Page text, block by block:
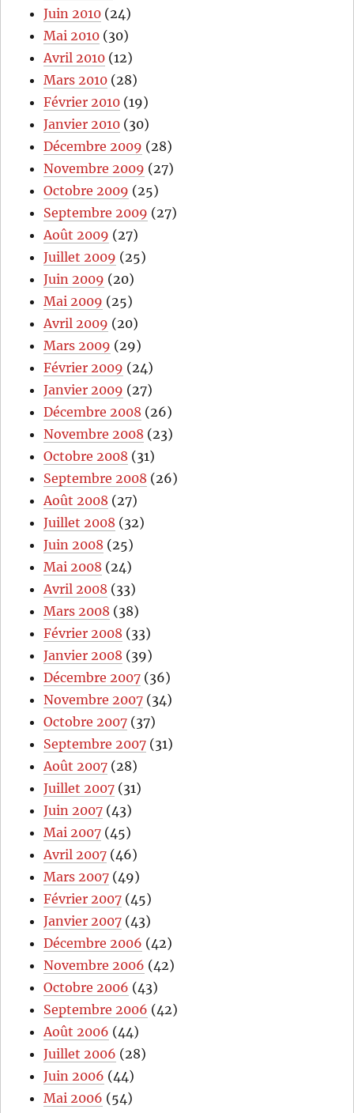
Juin 2010 (24)
Mai 2010 (30)
Avril 2010 (12)
Mars 2010 (28)
Février 2010 (19)
Janvier 2010 (30)
Décembre 2009 (28)
Novembre 2009 (27)
Octobre 2009 (25)
Septembre 2009 (27)
Août 2009 (27)
Juillet 2009 (25)
Juin 2009 (20)
Mai 2009 (25)
Avril 2009 (20)
Mars 2009 (29)
Février 2009 (24)
Janvier 2009 (27)
Décembre 2008 (26)
Novembre 2008 (23)
Octobre 2008 (31)
Septembre 2008 (26)
Août 2008 (27)
Juillet 2008 (32)
Juin 2008 (25)
Mai 2008 (24)
Avril 2008 (33)
Mars 2008 (38)
Février 2008 (33)
Janvier 2008 (39)
Décembre 2007 (36)
Novembre 2007 (34)
Octobre 2007 (37)
Septembre 2007 (31)
Août 2007 (28)
Juillet 2007 (31)
Juin 2007 (43)
Mai 2007 (45)
Avril 2007 (46)
Mars 2007 (49)
Février 2007 (45)
Janvier 2007 (43)
Décembre 2006 (42)
Novembre 2006 (42)
Octobre 2006 (43)
Septembre 2006 (42)
Août 2006 (44)
Juillet 2006 (28)
Juin 2006 (44)
Mai 2006 (54)